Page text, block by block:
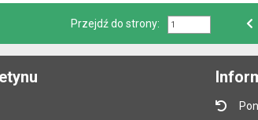
Przejdź do strony: